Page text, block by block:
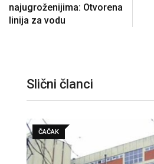
najugroženijima: Otvorena
linija za vodu
Slični članci
ČAČAK